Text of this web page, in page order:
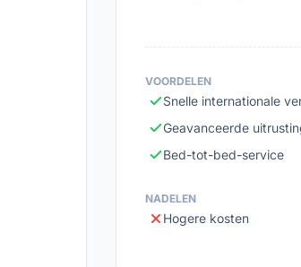
VOORDELEN
Snelle internationale
Geavanceerde
Bed-tot-bed-service
NADELEN
Hogere kosten